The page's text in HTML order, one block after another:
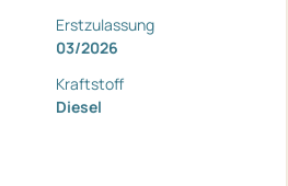
Erstzulassung
03/2026
Kraftstoff
Diesel